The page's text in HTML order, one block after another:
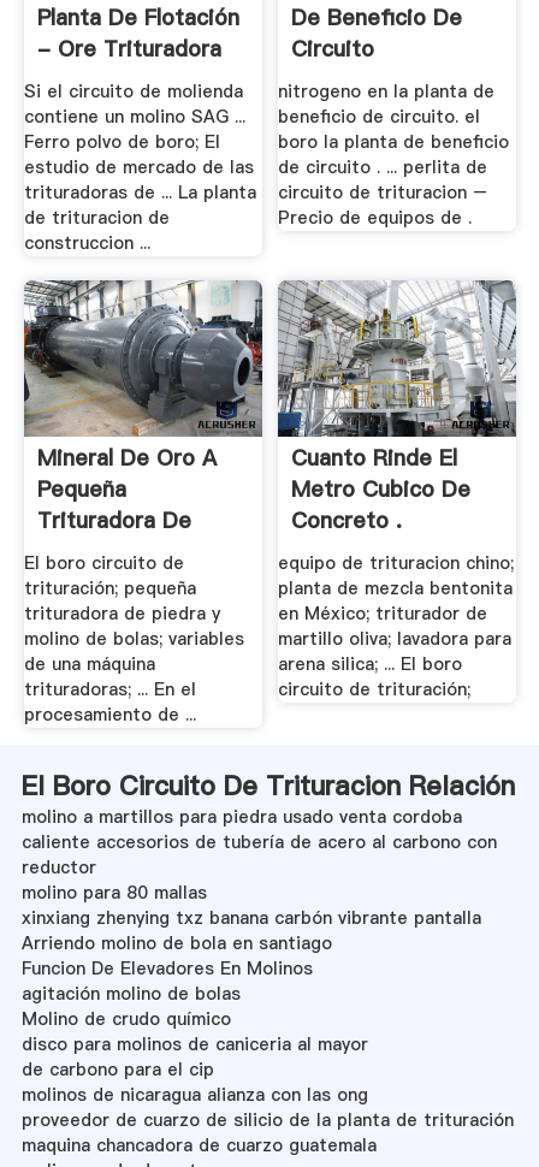
Planta De Flotación
- Ore Trituradora
Si el circuito de molienda
contiene un molino SAG ...
Ferro polvo de boro; El
estudio de mercado de las
trituradoras de ... La planta
de trituracion de
construccion ...
De Beneficio De
Circuito
nitrogeno en la planta de
beneficio de circuito. el
boro la planta de beneficio
de circuito . ... perlita de
circuito de trituracion –
Precio de equipos de .
Mineral De Oro A
Pequeña
Trituradora De
Piedra
El boro circuito de
trituración; pequeña
trituradora de piedra y
molino de bolas; variables
de una máquina
trituradoras; ... En el
procesamiento de ...
Cuanto Rinde El
Metro Cubico De
Concreto .
equipo de trituracion chino;
planta de mezcla bentonita
en México; triturador de
martillo oliva; lavadora para
arena silica; ... El boro
circuito de trituración;
El Boro Circuito De Trituracion Relación
molino a martillos para piedra usado venta cordoba
caliente accesorios de tubería de acero al carbono con
reductor
molino para 80 mallas
xinxiang zhenying txz banana carbón vibrante pantalla
Arriendo molino de bola en santiago
Funcion De Elevadores En Molinos
agitación molino de bolas
Molino de crudo químico
disco para molinos de caniceria al mayor
de carbono para el cip
molinos de nicaragua alianza con las ong
proveedor de cuarzo de silicio de la planta de trituración
maquina chancadora de cuarzo guatemala